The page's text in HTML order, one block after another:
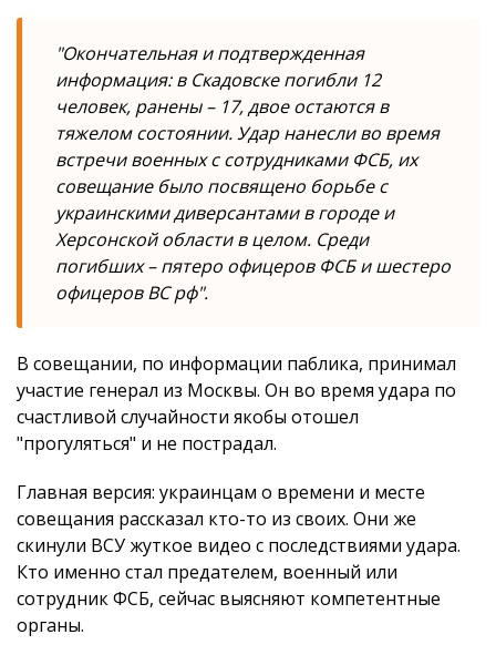
"Окончательная и подтвержденная
информация: в Скадовске погибли 12
человек, ранены – 17, двое остаются в
тяжелом состоянии. Удар нанесли во время
встречи военных с сотрудниками ФСБ, их
совещание было посвящено борьбе с
украинскими диверсантами в городе и
Херсонской области в целом. Среди
погибших – пятеро офицеров ФСБ и шестеро
офицеров ВС рф".
В совещании, по информации паблика, принимал
участие генерал из Москвы. Он во время удара по
счастливой случайности якобы отошел
"прогуляться" и не пострадал.
Главная версия: украинцам о времени и месте
совещания рассказал кто-то из своих. Они же
скинули ВСУ жуткое видео с последствиями удара.
Кто именно стал предателем, военный или
сотрудник ФСБ, сейчас выясняют компетентные
органы.